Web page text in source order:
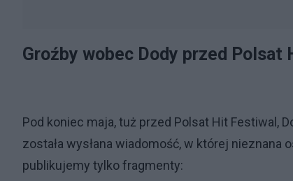
Groźby wobec Dody przed Polsat
Pod koniec maja, tuż przed Polsat Hit Festiwal,
została wysłana wiadomość, w której nieznana
publikujemy tylko fragmenty: